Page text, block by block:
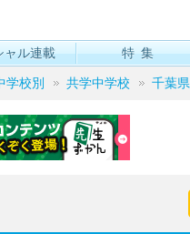
ャル連載 特集
学校別 共学中学校 千葉県